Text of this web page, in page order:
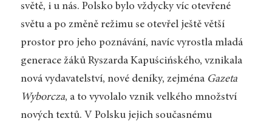
světě, i u nás. Polsko bylo vždycky víc otevřené
světu a po změně režimu se otevřel ještě větší
prostor pro jeho poznávání, navíc vyrostla mladá
generace žáků Ryszarda Kapuścińského, vznikala
nová vydavatelství, nové deníky, zejména Gazeta
Wyborcza, a to vyvolalo vznik velkého množství
nových textů. V Polsku jejich současnému